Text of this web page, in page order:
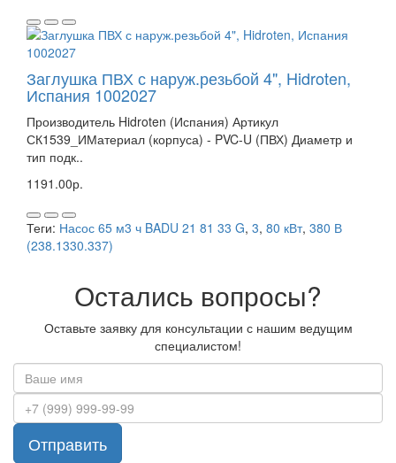
Заглушка ПВХ с наруж.резьбой 4", Hidroten,
Испания 1002027
Производитель Hidroten (Испания) Артикул
СК1539_ИМатериал (корпуса) - PVC-U (ПВХ) Диаметр и
тип подк..
1191.00р.
Теги: Насос 65 м3 ч BADU 21 81 33 G, 3, 80 кВт, 380 В
(238.1330.337)
Остались вопросы?
Оставьте заявку для консультации с нашим ведущим
специалистом!
Отправить